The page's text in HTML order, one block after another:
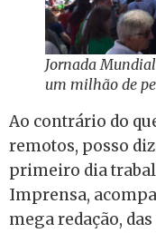
Jornada
um milhão de
Ao contrário do
remotos, posso
primeiro dia
Imprensa,
mega redação,